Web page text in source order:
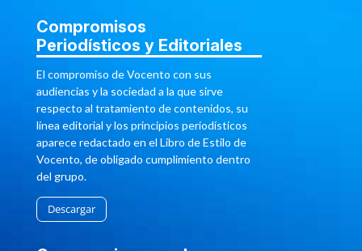
Compromisos
Periodísticos y Editoriales
El compromiso de Vocento con sus
audiencias y la sociedad a la que sirve
respecto al tratamiento de contenidos, su
línea editorial y los principios periodísticos
aparece redactado en el Libro de Estilo de
Vocento, de obligado cumplimiento dentro
del grupo.
Descargar